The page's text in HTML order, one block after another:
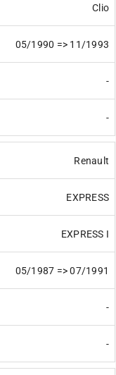
Clio
05/1990 => 11/1993
-
-
Renault
EXPRESS
EXPRESS I
05/1987 => 07/1991
-
-